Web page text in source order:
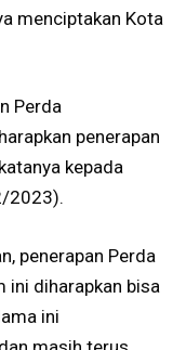
menciptakan Kota
Perda
penerapan
kepada
2023).
penerapan Perda
ini diharapkan bisa
ini